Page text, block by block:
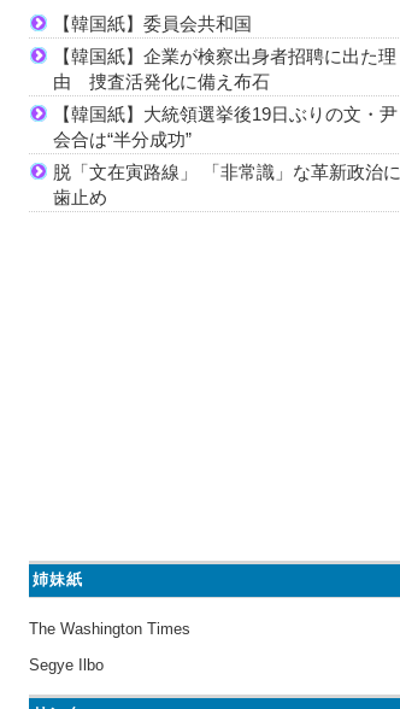
【韓国紙】委員会共和国
【韓国紙】企業が検察出身者招聘に出た理
由 捜査活発化に備え布石
【韓国紙】大統領選挙後19日ぶりの文・尹
会合は“半分成功”
脱「文在寅路線」 「非常識」な革新政治に
歯止め
姉妹紙
The Washington Times
Segye Ilbo